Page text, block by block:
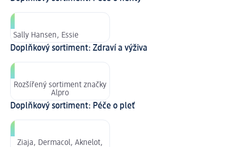
Sally Hansen, Essie
Doplňkový sortiment: Zdraví a výživa
Rozšířený sortiment značky
Alpro
Doplňkový sortiment: Péče o pleť
Ziaja, Dermacol, Aknelot,